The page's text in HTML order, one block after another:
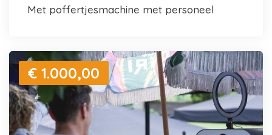
met poffertjesmachine met personeel
€ 1.000,00